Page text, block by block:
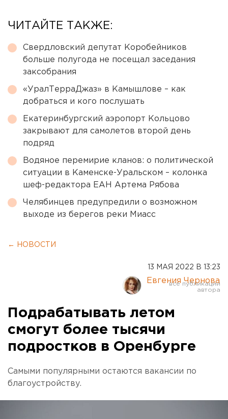
ЧИТАЙТЕ ТАКЖЕ:
Свердловский депутат Коробейников
больше полугода не посещал заседания
заксобрания
«УралТерраДжаз» в Камышлове – как
добраться и кого послушать
Екатеринбургский аэропорт Кольцово
закрывают для самолетов второй день
подряд
Водяное перемирие кланов: о политической
ситуации в Каменске-Уральском – колонка
шеф-редактора ЕАН Артема Рябова
Челябинцев предупредили о возможном
выходе из берегов реки Миасс
← НОВОСТИ
13 МАЯ 2022 В 13:23
Евгения Чернова
Подрабатывать летом
смогут более тысячи
подростков в Оренбурге
Самыми популярными остаются вакансии по
благоустройству.